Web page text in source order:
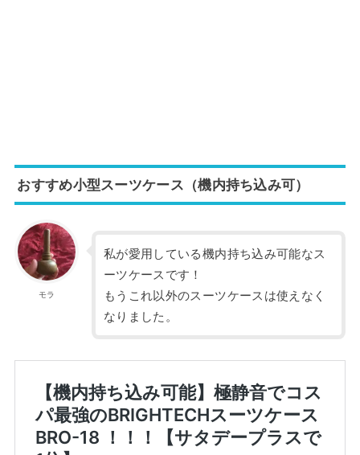
おすすめ小型スーツケース（機内持ち込み可）
モラ
私が愛用している機内持ち込み可能なス
ーツケースです！
もうこれ以外のスーツケースは使えなく
なりました。